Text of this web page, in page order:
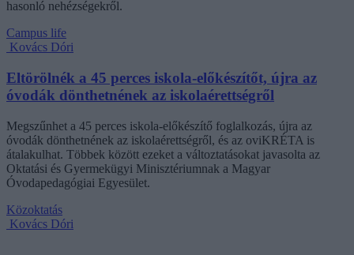
hasonló nehézségekről.
Campus life
Kovács Dóri
Eltörölnék a 45 perces iskola-előkészítőt, újra az
óvodák dönthetnének az iskolaérettségről
Megszűnhet a 45 perces iskola-előkészítő foglalkozás, újra az
óvodák dönthetnének az iskolaérettségről, és az oviKRÉTA is
átalakulhat. Többek között ezeket a változtatásokat javasolta az
Oktatási és Gyermekügyi Minisztériumnak a Magyar
Óvodapedagógiai Egyesület.
Közoktatás
Kovács Dóri